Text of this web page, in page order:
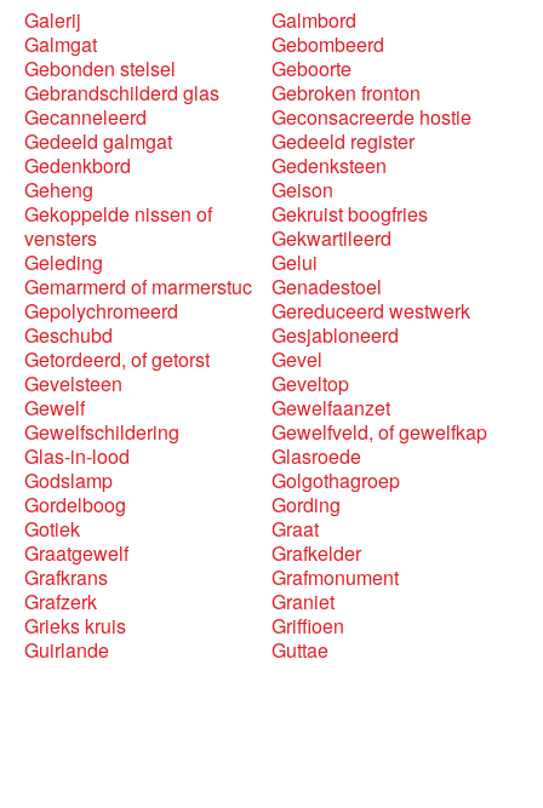
Galerij
Galmbord
Galmgat
Gebombeerd
Gebonden stelsel
Geboorte
Gebrandschilderd glas
Gebroken fronton
Gecanneleerd
Geconsacreerde hostie
Gedeeld galmgat
Gedeeld register
Gedenkbord
Gedenksteen
Geheng
Geison
Gekoppelde nissen of
vensters
Gekruist boogfries
Gekwartileerd
Geleding
Gelui
Gemarmerd of marmerstuc
Genadestoel
Gepolychromeerd
Gereduceerd westwerk
Geschubd
Gesjabloneerd
Getordeerd, of getorst
Gevel
Gevelsteen
Geveltop
Gewelf
Gewelfaanzet
Gewelfschildering
Gewelfveld, of gewelfkap
Glas-in-lood
Glasroede
Godslamp
Golgothagroep
Gordelboog
Gording
Gotiek
Graat
Graatgewelf
Grafkelder
Grafkrans
Grafmonument
Grafzerk
Graniet
Grieks kruis
Griffioen
Guirlande
Guttae